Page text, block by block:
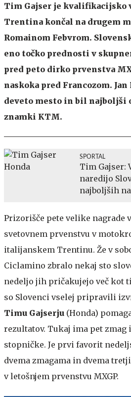
Tim Gajser je kvalifikacijsko
Trentina končal na drugem
Romainom Febvrom.
eno točko prednosti v
pred peto dirko prvenstva
naskoka pred Francozom.
deveto mesto in bil najboljši
znamki KTM.
SPORTAL
Tim Gajser:
naredijo
najboljših
Prizorišče pete velike nagrade
svetovnem prvenstvu v
italijanskem Trentinu. Že v
Ciclamino zbralo nekaj sto
nedeljo jih pričakujejo več kot
so Slovenci vselej pripravili
Timu Gajserju (Honda)
rezultatov. Tukaj ima pet zmag
stopničke. Je prvi favorit
dvema zmagama in dvema
v letošnjem prvenstvu MXGP.